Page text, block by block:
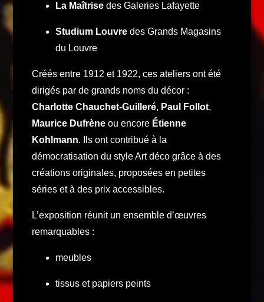
La Maîtrise des Galeries Lafayette
Studium Louvre des Grands Magasins
du Louvre
Créés entre 1912 et 1922, ces ateliers ont été
dirigés par de grands noms du décor :
Charlotte Chauchet-Guilleré, Paul Follot,
Maurice Dufrène ou encore Étienne
Kohlmann. Ils ont contribué à la
démocratisation du style Art déco grâce à des
créations originales, proposées en petites
séries et à des prix accessibles.
L’exposition réunit un ensemble d’œuvres
remarquables :
meubles
tissus et papiers peints